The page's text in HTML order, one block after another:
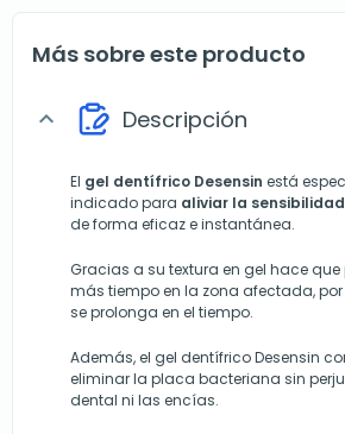
Más sobre este producto
expand_more Descripción
El gel dentífrico Desensin está
indicado para aliviar la
de forma eficaz e instantánea.
Gracias a su textura en gel hace
más tiempo en la zona afectada,
se prolonga en el tiempo.
Además, el gel dentífrico Desensin
eliminar la placa bacteriana sin
dental ni las encías.